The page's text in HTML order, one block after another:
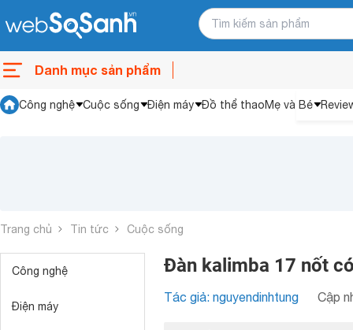
Danh mục sản phẩm
Công nghệ Cuộc sống Điện máy Đồ thể thaoMẹ và Bé
Trang chủ Tin tức Cuộc sống
Công nghệ
Điện máy
Đàn kalimba 17 nốt
Tác giả: nguyendinhtung Cập